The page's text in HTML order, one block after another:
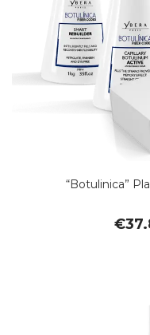
“Botulinica”
€